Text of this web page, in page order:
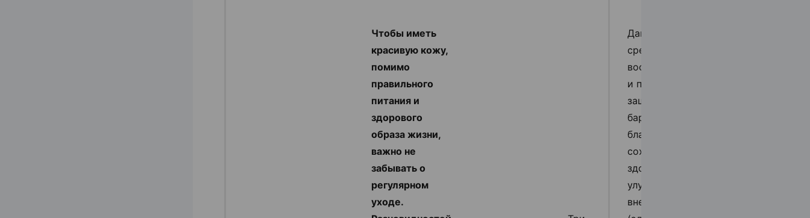
Чтобы иметь
красивую кожу,
помимо
правильного
питания и
здорового
образа жизни,
важно не
забывать о
регулярном
уходе.
Данное
средство
восстанавливает
и поддерживает
защитный
барьер кожи,
благодаря чему
сохраняет ее
здоровье и
улучшает
внешний вид